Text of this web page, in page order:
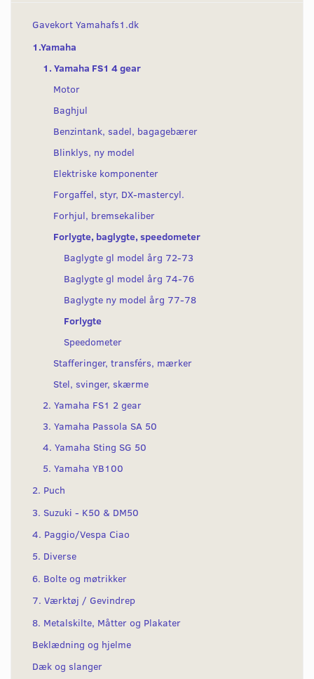
Gavekort Yamahafs1.dk
1.Yamaha
1. Yamaha FS1 4 gear
Motor
Baghjul
Benzintank, sadel, bagagebærer
Blinklys, ny model
Elektriske komponenter
Forgaffel, styr, DX-mastercyl.
Forhjul, bremsekaliber
Forlygte, baglygte, speedometer
Baglygte gl model årg 72-73
Baglygte gl model årg 74-76
Baglygte ny model årg 77-78
Forlygte
Speedometer
Stafferinger, transférs, mærker
Stel, svinger, skærme
2. Yamaha FS1 2 gear
3. Yamaha Passola SA 50
4. Yamaha Sting SG 50
5. Yamaha YB100
2. Puch
3. Suzuki - K50 & DM50
4. Paggio/Vespa Ciao
5. Diverse
6. Bolte og møtrikker
7. Værktøj / Gevindrep
8. Metalskilte, Måtter og Plakater
Beklædning og hjelme
Dæk og slanger